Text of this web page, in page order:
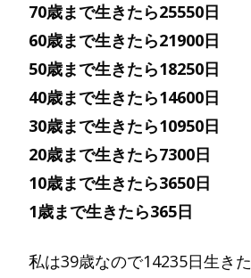
70歳まで生きたら25550日
60歳まで生きたら21900日
50歳まで生きたら18250日
40歳まで生きたら14600日
30歳まで生きたら10950日
20歳まで生きたら7300日
10歳まで生きたら3650日
1歳まで生きたら365日
私は39歳なので14235日生きた